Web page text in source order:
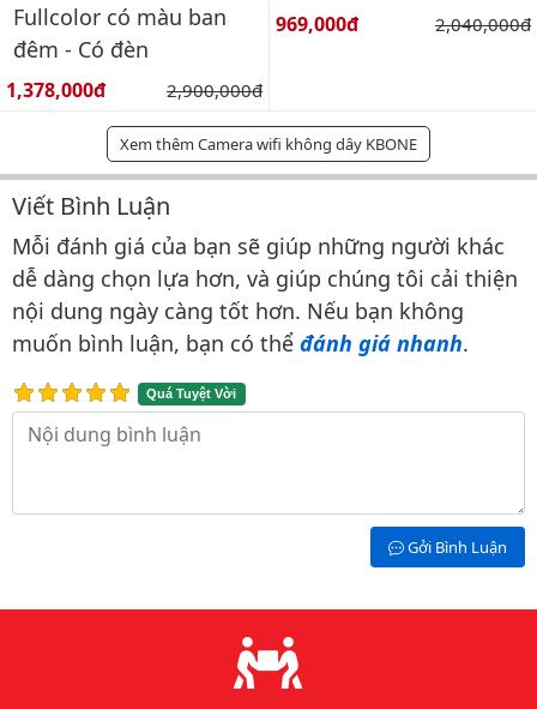
Fullcolor có màu ban
đêm - Có đèn
Giá bán:
1,378,000đ Giá gốc:
2,900,000đ
Giá bán:
969,000đ Giá gốc:
2,040,000đ
Xem thêm Camera wifi không dây KBONE
Bình luận & Đánh giá
Viết Bình Luận
Mỗi đánh giá của bạn sẽ giúp những người khác
dễ dàng chọn lựa hơn, và giúp chúng tôi cải thiện
nội dung ngày càng tốt hơn. Nếu bạn không
muốn bình luận, bạn có thể đánh giá nhanh.
Quá Tuyệt Vời
Nội dung bình luận
Gởi Bình Luận
Lý do chọn chúng tôi